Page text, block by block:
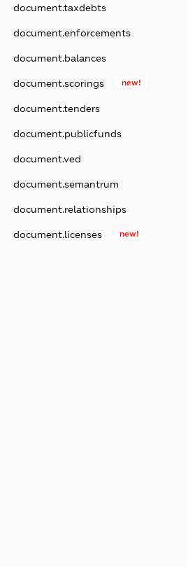
document.taxdebts
document.enforcements
document.balances
document.scorings new!
document.tenders
document.publicfunds
document.ved
document.semantrum
document.relationships
document.licenses new!